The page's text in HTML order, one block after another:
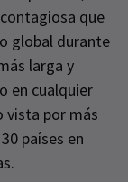
que
global durante
larga y
en cualquier
vista por más
países en